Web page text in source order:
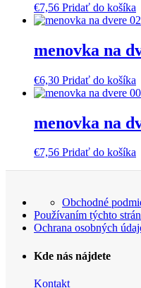
€7,56 Pridať do košíka
menovka na
€6,30 Pridať do košíka
menovka na
€7,56 Pridať do košíka
Obchodné
Používaním týchto
Ochrana osobných
Kde nás nájdete
Kontakt